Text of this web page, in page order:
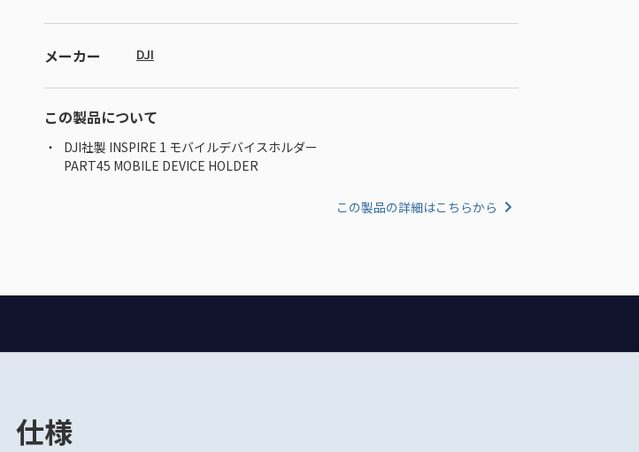
メーカー DJI
この製品について
DJI社製 INSPIRE 1 モバイルデバイスホルダー
PART45 MOBILE DEVICE HOLDER
この製品の詳細はこちらから
仕様